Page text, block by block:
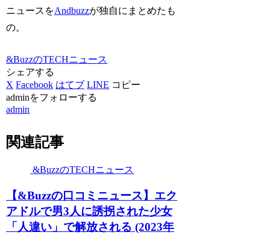
ニュースをAndbuzzが独自にまとめたも
の。
&BuzzのTECHニュース
シェアする
X Facebook はてブ LINE コピー
adminをフォローする
admin
関連記事
&BuzzのTECHニュース
【&Buzzの口コミニュース】エク
アドルで男3人に誘拐された少女
「人違い」で解放される (2023年